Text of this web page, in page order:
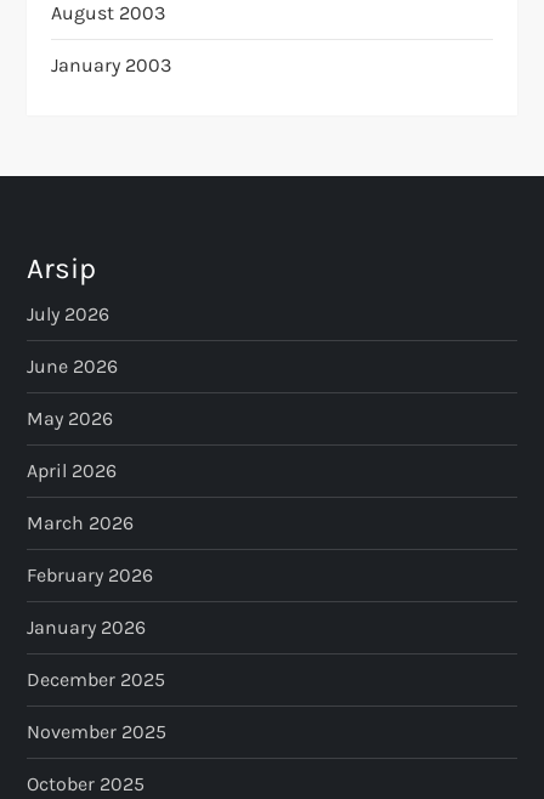
August 2003
January 2003
Arsip
July 2026
June 2026
May 2026
April 2026
March 2026
February 2026
January 2026
December 2025
November 2025
October 2025